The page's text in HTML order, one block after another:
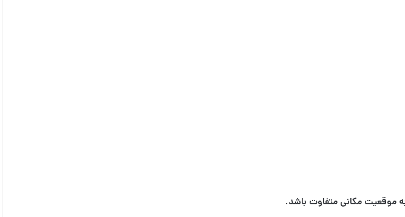
موقعیت مکانی متفاوت باشد.